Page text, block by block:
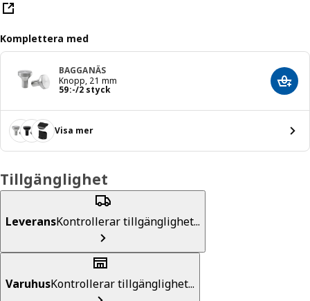
Komplettera med
BAGGANÄS
Knopp, 21 mm
59:-/2 styck
Pris 59:-/2 styck Lägg
Visa mer
Tillgänglighet
LeveransKontrollerar tillgänglighet...
VaruhusKontrollerar tillgänglighet...